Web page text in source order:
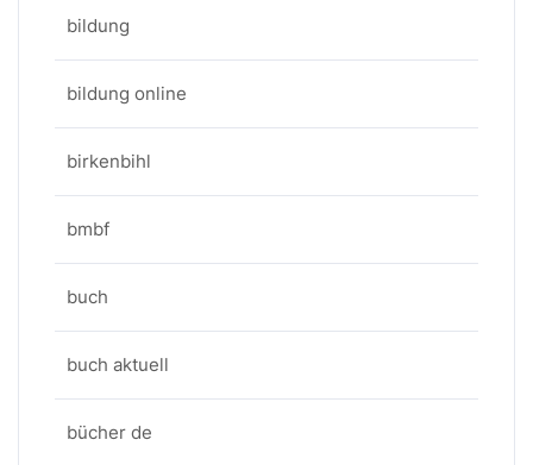
bildung
bildung online
birkenbihl
bmbf
buch
buch aktuell
bücher de